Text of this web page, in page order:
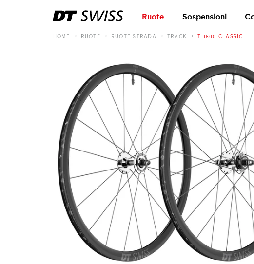
Ruote Sospensioni
HOME RUOTE RUOTE STRADA TRACK T 1800 CLASSIC